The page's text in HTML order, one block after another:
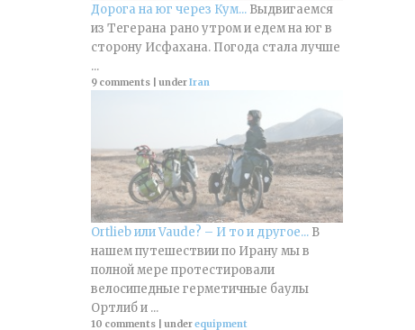
Дорога на юг через Кум... Выдвигаемся
из Тегерана рано утром и едем на юг в
сторону Исфахана. Погода стала лучше
...
9 comments |underIran
Ortlieb или Vaude? – И то и другое... В
нашем путешествии по Ирану мы в
полной мере протестировали
велосипедные герметичные баулы
Ортлиб и ...
10 comments |underequipment